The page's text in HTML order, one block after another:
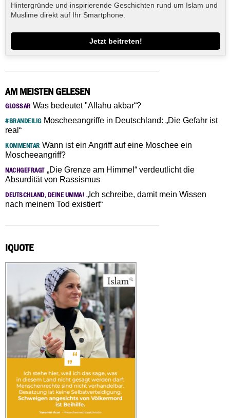
Hintergründe und inspirierende Geschichten rund um Islam und
Muslime direkt auf Ihr Smartphone.
Jetzt beitreten!
AM MEISTEN GELESEN
GLOSSAR Was bedeutet "Allahu akbar“?
#BRANDEILIGMoscheeangriffe in Deutschland: „Die Gefahr ist
real“
KOMMENTAR Wann ist ein Angriff auf eine Moschee ein
Moscheeangriff?
NACHGEFRAGT„Die Grenze am Himmel“ verdeutlicht die
Absurdität von Rassismus
DEUTSCHLAND, DEINE UMMA! „Ich schreibe, damit mein Wissen
nach meinem Tod existiert“
IQUOTE